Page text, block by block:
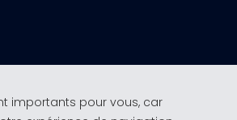
importants pour vous, car